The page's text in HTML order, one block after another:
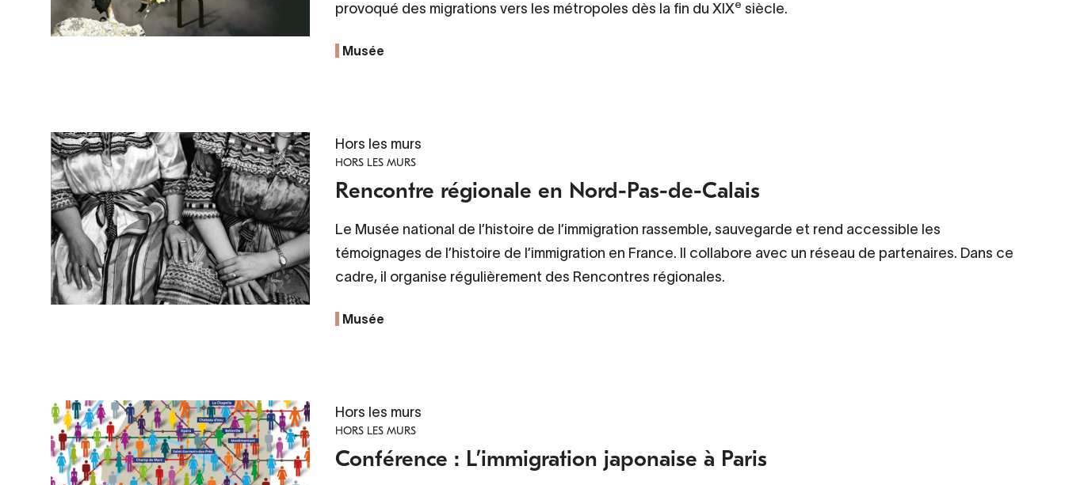
provoqué des migrations vers les métropoles dès la fin du XIXe siècle.
Musée
Hors les murs
HORS LES MURS
Rencontre régionale en Nord-Pas-de-Calais
Le Musée national de l’histoire de l’immigration rassemble, sauvegarde et rend accessible les
témoignages de l’histoire de l’immigration en France. Il collabore avec un réseau de partenaires. Dans ce
cadre, il organise régulièrement des Rencontres régionales.
Musée
Hors les murs
HORS LES MURS
Conférence : L’immigration japonaise à Paris